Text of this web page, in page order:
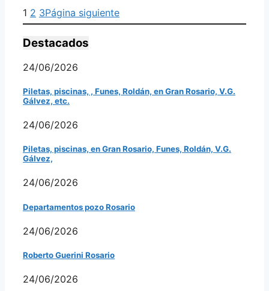
1 2 3Página siguiente
Destacados
24/06/2026
Piletas, piscinas, , Funes, Roldán, en Gran Rosario, V.G.
Gálvez, etc.
24/06/2026
Piletas, piscinas, en Gran Rosario, Funes, Roldán, V.G.
Gálvez,
24/06/2026
Departamentos pozo Rosario
24/06/2026
Roberto Guerini Rosario
24/06/2026